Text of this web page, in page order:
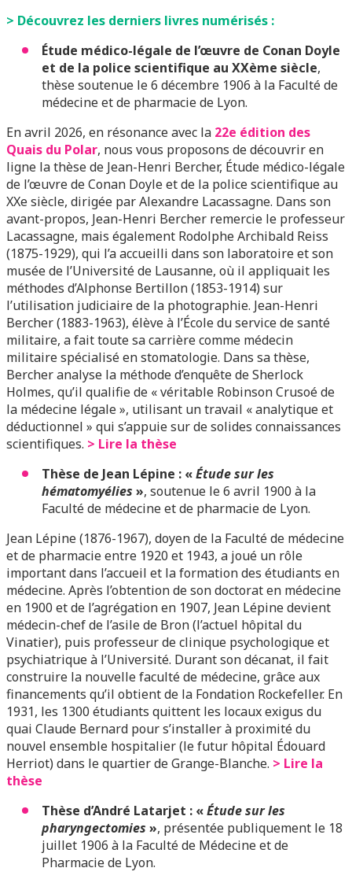
> Découvrez les derniers livres numérisés :
Étude médico-légale de l’œuvre de Conan Doyle
et de la police scientifique au XXème siècle,
thèse soutenue le 6 décembre 1906 à la Faculté de
médecine et de pharmacie de Lyon.
En avril 2026, en résonance avec la 22e édition des
Quais du Polar, nous vous proposons de découvrir en
ligne la thèse de Jean-Henri Bercher, Étude médico-légale
de l’œuvre de Conan Doyle et de la police scientifique au
XXe siècle, dirigée par Alexandre Lacassagne. Dans son
avant-propos, Jean-Henri Bercher remercie le professeur
Lacassagne, mais également Rodolphe Archibald Reiss
(1875-1929), qui l’a accueilli dans son laboratoire et son
musée de l’Université de Lausanne, où il appliquait les
méthodes d’Alphonse Bertillon (1853-1914) sur
l’utilisation judiciaire de la photographie. Jean-Henri
Bercher (1883-1963), élève à l’École du service de santé
militaire, a fait toute sa carrière comme médecin
militaire spécialisé en stomatologie. Dans sa thèse,
Bercher analyse la méthode d’enquête de Sherlock
Holmes, qu’il qualifie de « véritable Robinson Crusoé de
la médecine légale », utilisant un travail « analytique et
déductionnel » qui s’appuie sur de solides connaissances
scientifiques. > Lire la thèse
Thèse de Jean Lépine : «Étude sur les
hématomyélies », soutenue le 6 avril 1900 à la
Faculté de médecine et de pharmacie de Lyon.
Jean Lépine (1876-1967), doyen de la Faculté de médecine
et de pharmacie entre 1920 et 1943, a joué un rôle
important dans l’accueil et la formation des étudiants en
médecine. Après l’obtention de son doctorat en médecine
en 1900 et de l’agrégation en 1907, Jean Lépine devient
médecin-chef de l’asile de Bron (l’actuel hôpital du
Vinatier), puis professeur de clinique psychologique et
psychiatrique à l’Université. Durant son décanat, il fait
construire la nouvelle faculté de médecine, grâce aux
financements qu’il obtient de la Fondation Rockefeller. En
1931, les 1300 étudiants quittent les locaux exigus du
quai Claude Bernard pour s’installer à proximité du
nouvel ensemble hospitalier (le futur hôpital Édouard
Herriot) dans le quartier de Grange-Blanche. > Lire la
thèse
Thèse d’André Latarjet : «Étude sur les
pharyngectomies », présentée publiquement le 18
juillet 1906 à la Faculté de Médecine et de
Pharmacie de Lyon.